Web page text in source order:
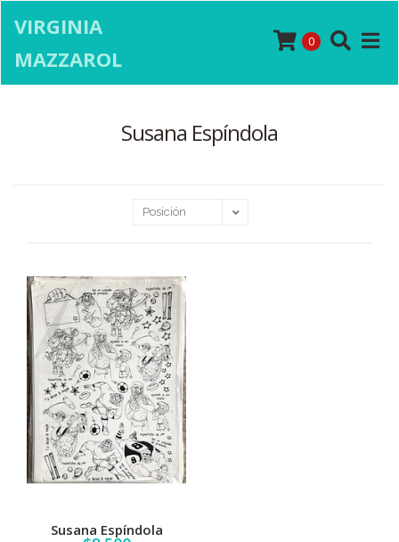
VIRGINIA
MAZZAROL
0
Susana Espíndola
Susana Espíndola